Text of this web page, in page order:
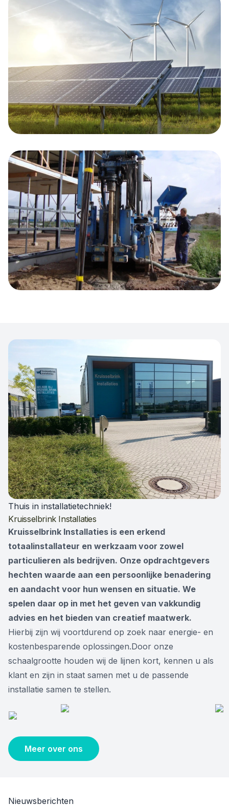
Kruisselbrink Installaties is een erkend
totaalinstallateur en werkzaam voor zowel
particulieren als bedrijven.
Duurzaam
In Winterswijk vertelt Kruisselbrink Installaties u
graag meer over de mogelijkheden om over te
stappen op milieuvriendelijke energieoplossingen.
monteert uw complete duurzame energiesysteem
; de warmtepompspecialist in de achterhoek!
Thuis in installatietechniek!
Kruisselbrink Installaties
Kruisselbrink Installaties is een erkend
totaalinstallateur en werkzaam voor zowel
particulieren als bedrijven. Onze opdrachtgevers
hechten waarde aan een persoonlijke benadering
en aandacht voor hun wensen en situatie. We
spelen daar op in met het geven van vakkundig
advies en het bieden van creatief maatwerk.
Hierbij zijn wij voortdurend op zoek naar energie- en
kostenbesparende oplossingen.Door onze
schaalgrootte houden wij de lijnen kort, kennen u als
klant en zijn in staat samen met u de passende
installatie samen te stellen.
Meer over ons
Nieuwsberichten